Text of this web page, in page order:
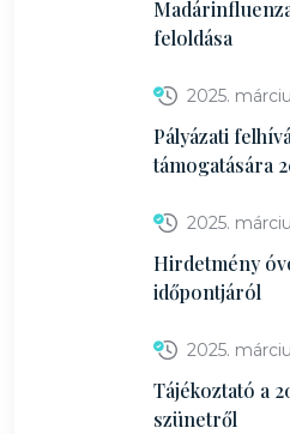
feloldása
2025.
Pályázati
támogatására
2025.
Hirdetmény
időpontjáról
2025.
Tájékoztató a
szünetről